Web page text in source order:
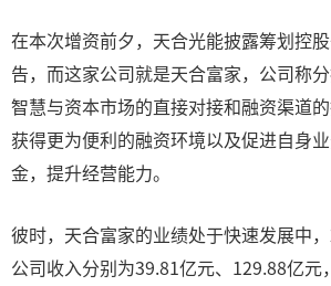
在本次增资前夕，天合光能披露筹划控
告，而这家公司就是天合富家，公司称
智慧与资本市场的直接对接和融资渠道
获得更为便利的融资环境以及促进自身
金，提升经营能力。
彼时，天合富家的业绩处于快速发展中，
公司收入分别为39.81亿元、129.88亿元